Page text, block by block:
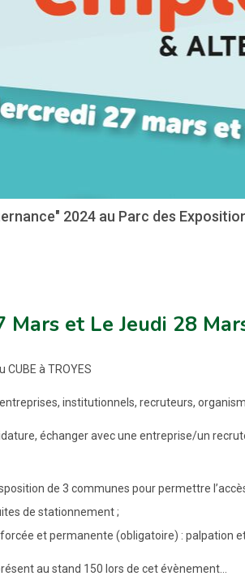
2024 au Parc des
Mars et Le Jeudi 28
à TROYES
institutionnels, recruteurs,
échanger avec une entreprise/un
de 3 communes pour permettre
de stationnement ;
et permanente (obligatoire) : palpation
au stand 150 lors de cet évènement...